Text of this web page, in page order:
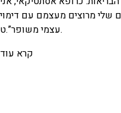
שלי מרוצים מעצמם עם דימוי
עצמי משופר”.ט.
קרא עוד